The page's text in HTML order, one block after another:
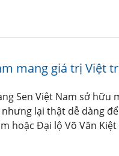
mang giá trị Việt
Sen Việt Nam sở
lại thật dễ dàng
hoặc Đại lộ Võ Văn